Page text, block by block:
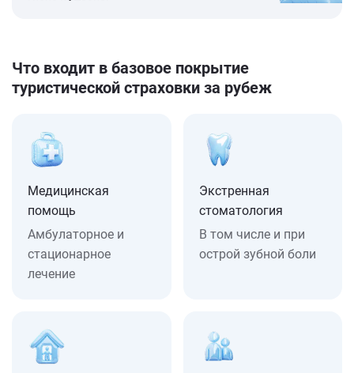
Что входит в базовое покрытие
туристической страховки за рубеж
Медицинская
помощь
Амбулаторное и
стационарное
лечение
Экстренная
стоматология
В том числе и при
острой зубной боли